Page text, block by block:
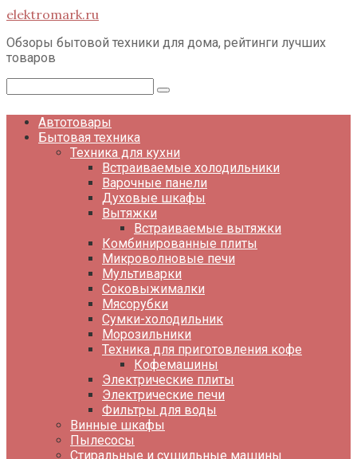
Перейти
контенту
elektromark.ru
Обзоры бытовой техники для дома, рейтинги лучших
товаров
Автотовары
Бытовая техника
Техника для кухни
Встраиваемые холодильники
Варочные панели
Духовые шкафы
Вытяжки
Встраиваемые вытяжки
Комбинированные плиты
Микроволновые печи
Мультиварки
Соковыжималки
Мясорубки
Сумки-холодильник
Морозильники
Техника для приготовления кофе
Кофемашины
Электрические плиты
Электрические печи
Фильтры для воды
Винные шкафы
Пылесосы
Стиральные и сушильные машины